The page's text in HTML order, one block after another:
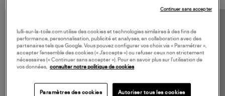
lulli-sur-la-toile.com utilise des cookies et technologies similaires à des fins de
performance, personnalisation, publicité et analyses, en collaboration avec des
partenaires tels que Google. Vous pouvez configurer vos choix via « Paramétrer »,
accepter l’ensemble des cookies (« J’accepte ») ou refuser ceux non strictement
nécessaires (« Continuer sans accepter »). Pour en savoir plus sur l’utilisation de
vos données, consulter notre politique de cookies
Paramètres des cookies Autoriser tous les cookies
Continuer sans accepter